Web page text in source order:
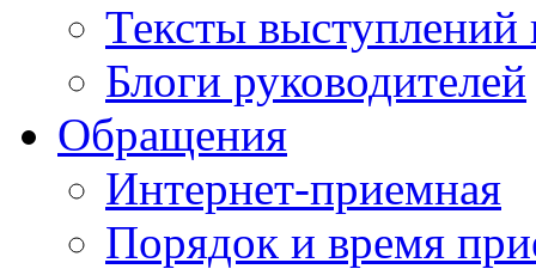
Тексты выступлений
Блоги руководителей
Обращения
Интернет-приемная
Порядок и время